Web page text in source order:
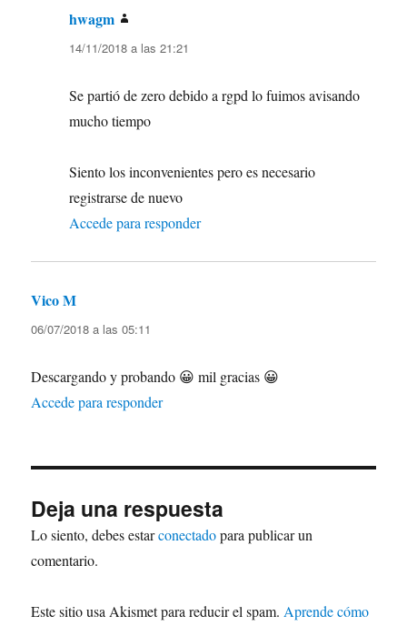
hwagm
14/11/2018 a las 21:21
Se partió de zero debido a rgpd lo fuimos avisando
mucho tiempo
Siento los inconvenientes pero es necesario
registrarse de nuevo
Accede para responder
Vico M
06/07/2018 a las 05:11
Descargando y probando 😀 mil gracias 😀
Accede para responder
Deja una respuesta
Lo siento, debes estarconectadopara publicar un
comentario.
Este sitio usa Akismet para reducir el spam. Aprende cómo